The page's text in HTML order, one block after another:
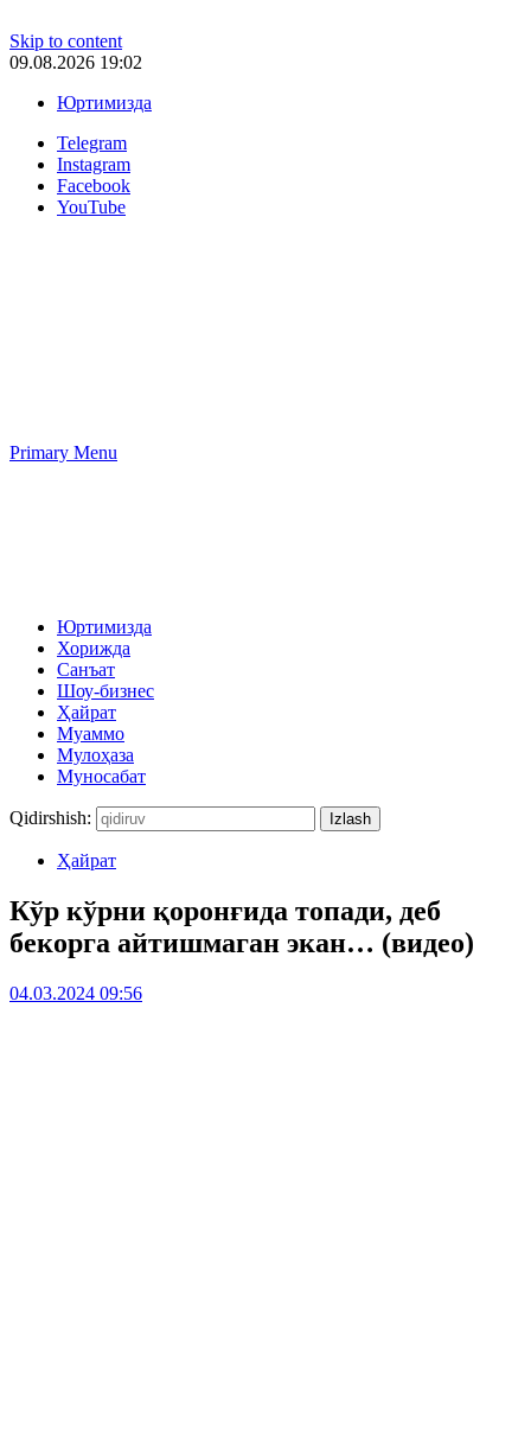
Skip to content
09.08.2026 19:02
Юртимизда
Telegram
Instagram
Facebook
YouTube
Primary Menu
Юртимизда
Хорижда
Санъат
Шоу-бизнес
Ҳайрат
Муаммо
Мулоҳаза
Муносабат
Qidirshish:
Ҳайрат
Кўр кўрни қоронғида топади, деб
бекорга айтишмаган экан… (видео)
04.03.2024 09:56